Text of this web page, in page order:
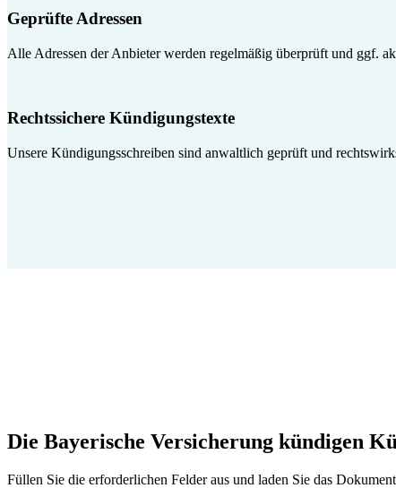
Geprüfte Adressen
Alle Adressen der Anbieter werden regelmäßig überprüft und ggf.
Rechtssichere Kündigungstexte
Unsere Kündigungsschreiben sind anwaltlich geprüft und
Die Bayerische Versicherung kündigen
Füllen Sie die erforderlichen Felder aus und laden Sie das